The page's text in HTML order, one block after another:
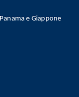
e Giappone